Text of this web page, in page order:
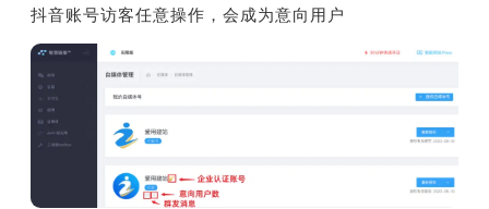
抖音账号访客任意操作，会成为意向用户